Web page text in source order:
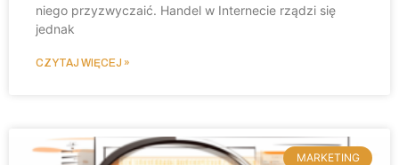
niego przyzwyczaić. Handel w Internecie rządzi się
jednak
CZYTAJ WIĘCEJ »
MARKETING